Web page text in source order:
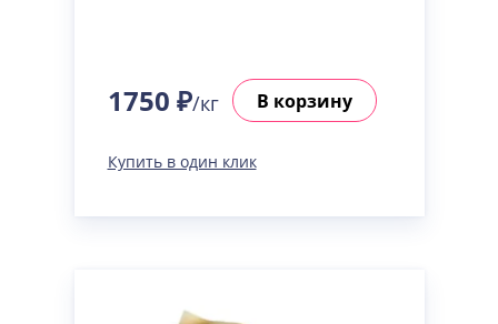
1750 ₽/кг В корзину
Купить в один клик